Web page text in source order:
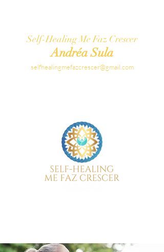
Self-Healing Me Faz Crescer
Andréa Sula
selfhealingmefazcrescer@gmail.com